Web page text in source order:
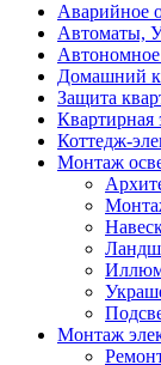
Аварийное
Автоматы,
Домашний
Защита
Квартирная
Коттедж-
Монтаж
Монтаж